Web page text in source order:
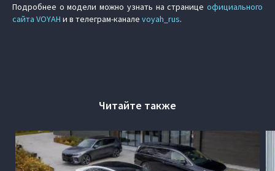
Подробнее о модели можно узнать на странице официального
сайта VOYAH и в телеграм-канале voyah_rus.
Читайте также